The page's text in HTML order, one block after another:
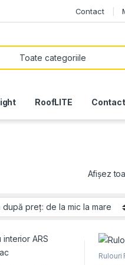
Contact
RoofLITE Contact
Afișez
Rulouri